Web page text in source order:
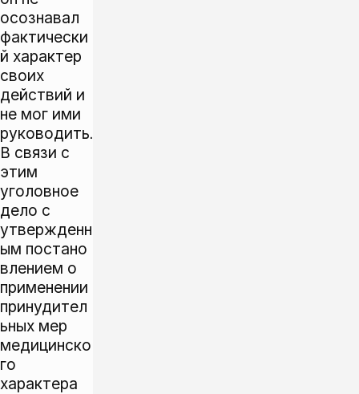
осознавал
фактически
й характер
своих
действий и
не мог ими
руководить.
В связи с
этим
уголовное
дело с
утвержденн
ым постано
влением о
применении
принудител
ьных мер
медицинско
го
характера